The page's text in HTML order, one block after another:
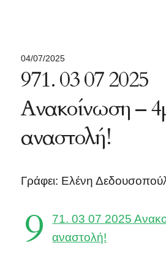
04/07/2025
971. 03 07 2025
Ανακοίνωση –
αναστολή!
Γράφει: Ελένη
9
71. 03 07 2025
αναστολή!